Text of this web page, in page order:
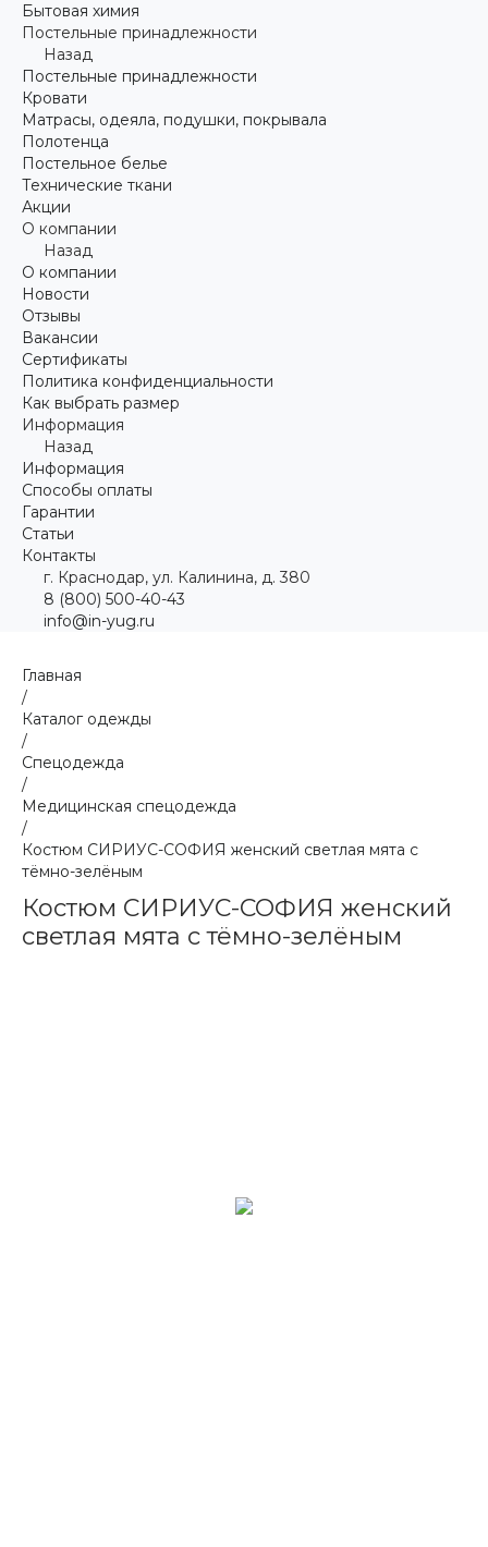
Бытовая химия
Постельные принадлежности
Назад
Постельные принадлежности
Кровати
Матрасы, одеяла, подушки, покрывала
Полотенца
Постельное белье
Технические ткани
Акции
О компании
Назад
О компании
Новости
Отзывы
Вакансии
Сертификаты
Политика конфиденциальности
Как выбрать размер
Информация
Назад
Информация
Способы оплаты
Гарантии
Статьи
Контакты
г. Краснодар, ул. Калинина, д. 380
8 (800) 500-40-43
info@in-yug.ru
Главная
/
Каталог одежды
/
Спецодежда
/
Медицинская спецодежда
/
Костюм СИРИУС-СОФИЯ женский светлая мята с
тёмно-зелёным
Костюм СИРИУС-СОФИЯ женский
светлая мята с тёмно-зелёным